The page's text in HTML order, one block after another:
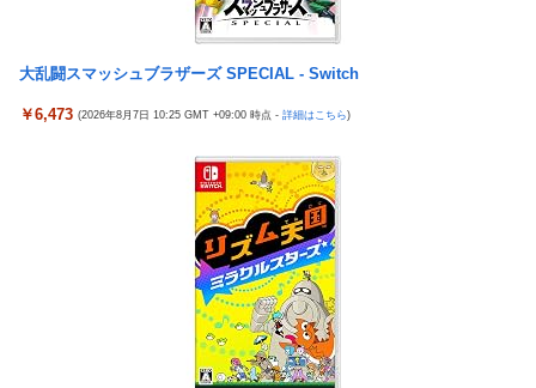
大乱闘スマッシュブラザーズ SPECIAL - Switch
￥6,473 (2026年8月7日 10:25 GMT +09:00 時点 - 詳細はこちら)